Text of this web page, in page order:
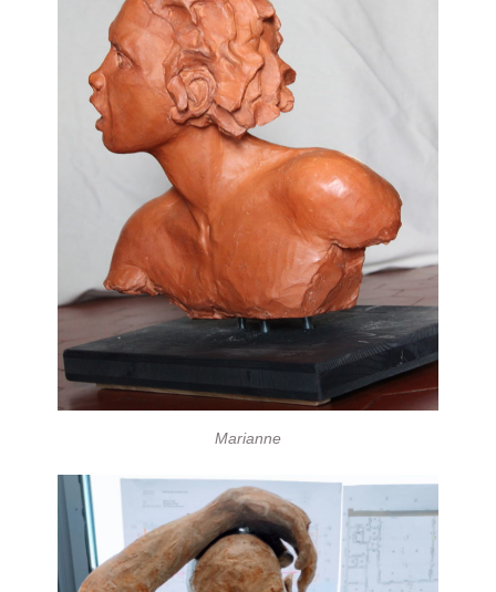
Marianne